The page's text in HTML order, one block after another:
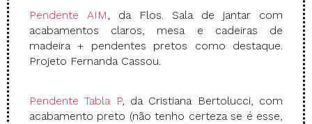
Pendente AIM, da Flos. Sala de jantar com
acabamentos claros, mesa e cadeiras de
madeira + pendentes pretos como destaque.
Projeto Fernanda Cassou.
Pendente Tabla P, da Cristiana Bertolucci, com
acabamento preto (não tenho certeza se é esse,